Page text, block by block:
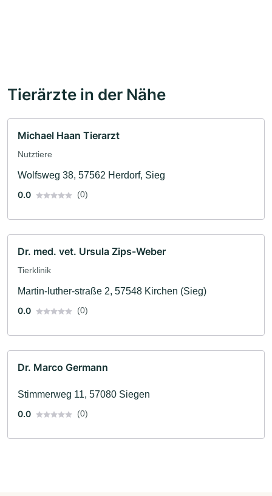
Tierärzte in der Nähe
Michael Haan Tierarzt
Nutztiere
Wolfsweg 38, 57562 Herdorf, Sieg
0.0
(0)
Dr. med. vet. Ursula Zips-Weber
Tierklinik
Martin-luther-straße 2, 57548 Kirchen (Sieg)
0.0
(0)
Dr. Marco Germann
Stimmerweg 11, 57080 Siegen
0.0
(0)